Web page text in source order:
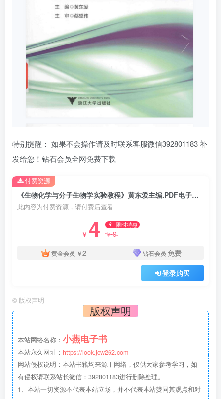
特别提醒： 如果不会操作请及时联系客服微信392801183 补
发给您！钻石会员全网免费下载
《生物化学与分子生物学实验教程》黄东爱主编.PDF电子书下载
此内容为付费资源，请付费后查看
￥ 4 限时特惠
￥9
黄金会员 ￥2 钻石会员 免费
登录购买
付费资源
© 版权声明
版权声明
本站网络名称： 小燕电子书
本站永久网址： https://look.jcw262.com
网站侵权说明：本站书籍均来源于网络，仅供大家参考学习，如
有侵权请联系站长微信：392801183进行删除处理。
1、本站一切资源不代表本站立场，并不代表本站赞同其观点和对